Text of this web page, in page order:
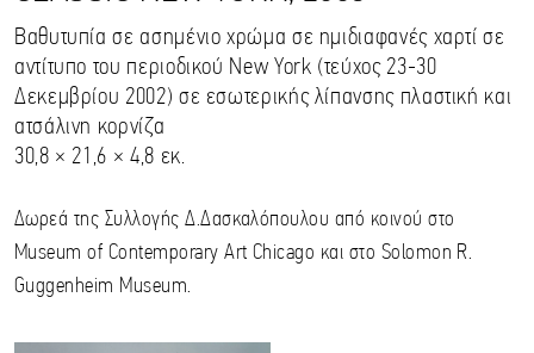
Βαθυτυπία σε ασημένιο χρώμα σε ημιδιαφανές χαρτί σε
αντίτυπο του περιοδικού New York (τεύχος 23-30
Δεκεμβρίου 2002) σε εσωτερικής λίπανσης πλαστική και
ατσάλινη κορνίζα
30,8 × 21,6 × 4,8 εκ.
Δωρεά της Συλλογής Δ.Δασκαλόπουλου από κοινού στο
Museum of Contemporary Art Chicago και στο Solomon R.
Guggenheim Museum.